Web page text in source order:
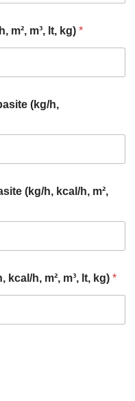
m², m³, lt, kg) *
(kg/h,
(kg/h, kcal/h, m²,
h, m², m³, lt, kg) *